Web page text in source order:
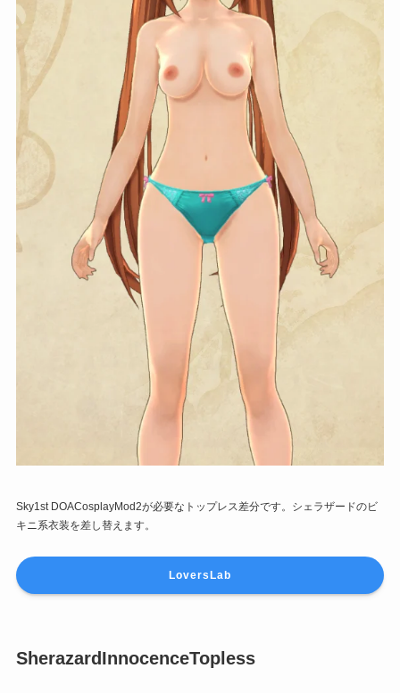
Sky1st DOACosplayMod2が必要なトップレス差分です。シェラザードのビ
キニ系衣装を差し替えます。
LoversLab
SherazardInnocenceTopless